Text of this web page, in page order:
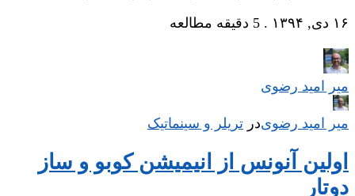
۱۶ دی, ۱۳۹۴
. 5 دقیقه مطالعه
میر امید رضوی
میر امید رضویدر تریلر و سینماتیک
اولین آنونس از انیمیشن کوبو و ساز
دوتار